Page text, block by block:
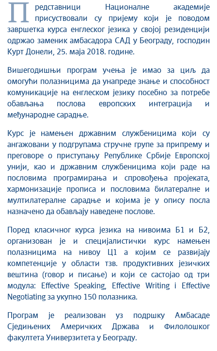
П
редставници Националне академије
присуствовали су пријему који је поводом
завршетка курса енглеског језика у својој резиденцији
одржао заменик амбасадорa САД у Београду, господин
Курт Донели, 25. маја 2018. године.
Вишегодишњи програм учења је имао за циљ да
омогући полазницима да унапреде знање и способност
комуникације на енглеском језику посебно за потребе
обављања послова европских интеграција и
међународне сарадње.
Курс је намењен државним службеницима који су
ангажовани у подгрупама стручне групе за припрему и
преговоре о приступању Републике Србије Европској
унији, као и државним службеницима који раде на
пословима програмирања и спровођења пројеката,
хармонизације прописа и пословима билатералне и
мултилатералне сарадње и којима је у опису посла
назначено да обављају наведене послове.
Поред класичног курса језика на нивоима Б1 и Б2,
организован је и специјалистички курс намењен
полазницима на нивоу Ц1 а којим се развијају
компетенције у области тзв. продуктивних језичких
вештина (говор и писање) и који се састојао од три
модула: Effective Speaking, Effective Writing i Effective
Negotiating за укупно 150 полазника.
Програм је реализован уз подршку Амбасаде
Сједињених Америчких Држава и Филолошког
факултета Универзитета у Београду.